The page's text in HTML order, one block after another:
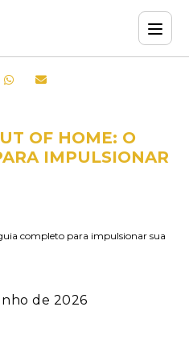
OUT OF HOME: O GUIA
OF HOME: O
IMPULSIONAR
de 2026